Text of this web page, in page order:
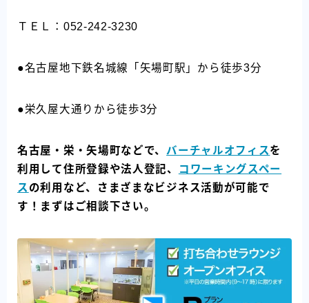
ＴＥＬ：052-242-3230
●名古屋地下鉄名城線「矢場町駅」から徒歩3分
●栄久屋大通りから徒歩3分
名古屋・栄・矢場町などで、 バーチャルオフィスを
利用して住所登録や法人登記、
コワーキングスペー
ス の利用など、さまざまなビジネス活動が可能で
す！まずはご相談下さい。